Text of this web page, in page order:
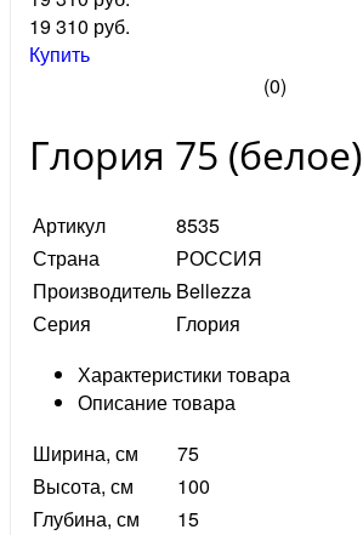
19 310 руб.
Купить
(0)
Глория 75 (белое)
Артикул
8535
Страна
РОССИЯ
Производитель Bellezza
Серия
Глория
Характеристики товара
Описание товара
Ширина, см
75
Высота, см
100
Глубина, см
15